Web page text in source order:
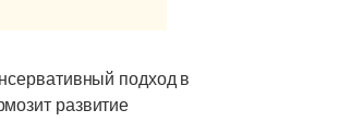
подход в
развитие